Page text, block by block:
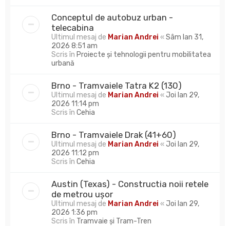
Conceptul de autobuz urban -
telecabina
Ultimul mesaj de Marian Andrei «Sâm Ian 31,
2026 8:51 am
Scris în Proiecte și tehnologii pentru mobilitatea
urbană
Brno - Tramvaiele Tatra K2 (130)
Ultimul mesaj de Marian Andrei « Joi Ian 29,
2026 11:14 pm
Scris în Cehia
Brno - Tramvaiele Drak (41+60)
Ultimul mesaj de Marian Andrei « Joi Ian 29,
2026 11:12 pm
Scris în Cehia
Austin (Texas) - Constructia noii retele
de metrou ușor
Ultimul mesaj de Marian Andrei « Joi Ian 29,
2026 1:36 pm
Scris în Tramvaie și Tram-Tren